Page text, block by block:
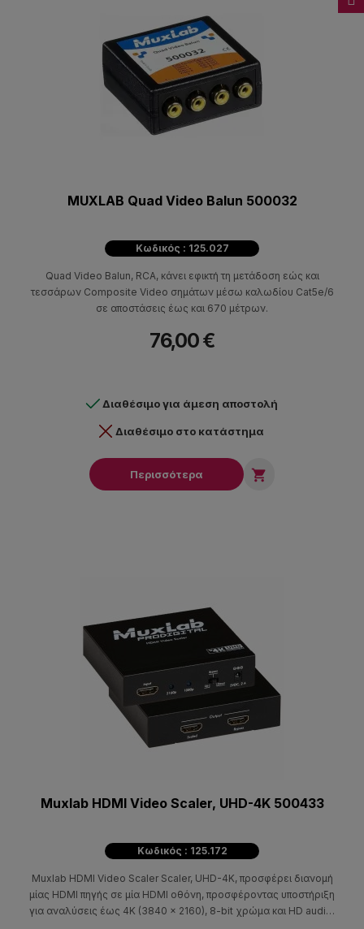
MUXLAB Quad Video Balun 500032
Κωδικός : 125.027
Quad Video Balun, RCA, κάνει εφικτή τη μετάδοση εώς και
τεσσάρων Composite Video σημάτων μέσω καλωδίου Cat5e/6
σε αποστάσεις έως και 670 μέτρων.
76,00 €
Διαθέσιμο για άμεση αποστολή
Διαθέσιμο στο κατάστημα
Περισσότερα 
Muxlab HDMI Video Scaler, UHD-4K 500433
Κωδικός : 125.172
Muxlab HDMI Video Scaler Scaler, UHD-4K, προσφέρει διανομή
μίας HDMI πηγής σε μία HDMI οθόνη, προσφέροντας υποστήριξη
για αναλύσεις έως 4K (3840 x 2160), 8-bit χρώμα και HD audio.